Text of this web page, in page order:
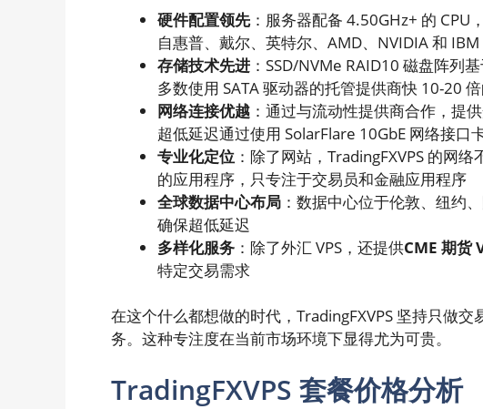
硬件配置领先：服务器配备 4.50GHz+ 的 CPU
自惠普、戴尔、英特尔、AMD、NVIDIA 和
存储技术先进 ：SSD/NVMe RAID10 磁盘阵列
多数使用 SATA 驱动器的托管提供商快 10-20
网络连接优越 ：通过与流动性提供商合作，提
超低延迟通过使用 SolarFlare 10GbE 网络接口
专业化定位 ：除了网站，TradingFXVPS 的网
的应用程序，只专注于交易员和金融应用程序
全球数据中心布局 ：数据中心位于伦敦、纽约
确保超低延迟
多样化服务 ：除了外汇 VPS，还提供CME 期货
特定交易需求
在这个什么都想做的时代，TradingFXVPS 坚持只做
务。这种专注度在当前市场环境下显得尤为可贵。
TradingFXVPS 套餐价格分析